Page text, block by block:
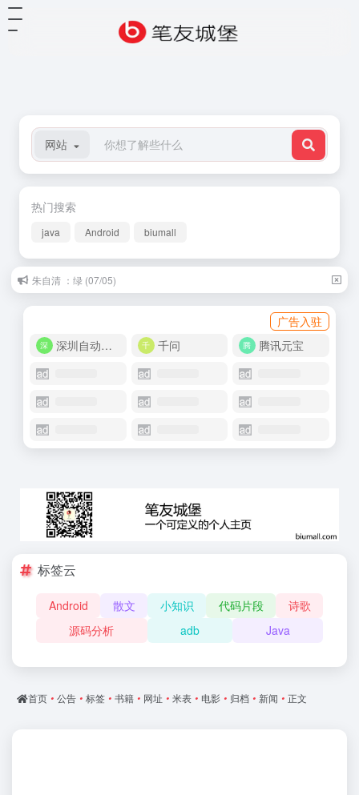
网站
热门搜索
java Android biumall
朱自清 ：绿 (07/05)
广告入驻
深圳自动化商城
千问 腾讯元宝
标签云
Android 散文 小知识 代码片段
诗歌
源码分析
adb Java
首页 • 公告 • 标签 • 书籍 • 网址 • 米表 • 电影 • 归档 • 新闻 • 正文